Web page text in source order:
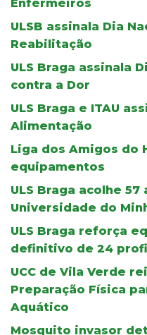
Enfermeiros
ULSB assinala Dia
Reabilitação
ULS Braga assinala
contra a Dor
ULS Braga e ITAU
Alimentação
Liga dos Amigos do
equipamentos
ULS Braga acolhe
Universidade do
ULS Braga reforça
definitivo de 24
UCC de Vila Verde
Preparação Física
Aquático
Mosquito invasor